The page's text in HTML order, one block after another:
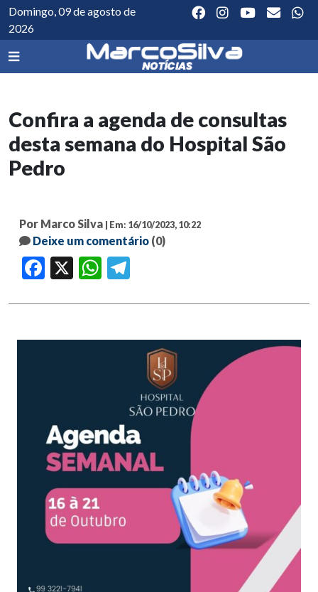
Domingo, 09 de agosto de
2026
Confira a agenda de consultas
desta semana do Hospital São
Pedro
Por Marco Silva | Em: 16/10/2023, 10:22
Deixe um comentário (0)
Facebook WhatsApp